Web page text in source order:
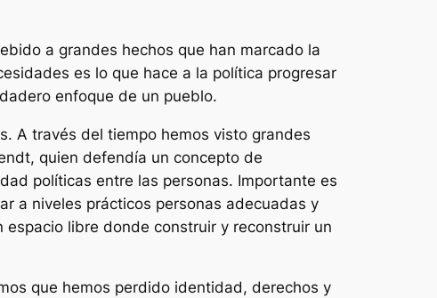
a grandes hechos que han marcado la
es lo que hace a la política progresar
enfoque de un pueblo.
A través del tiempo hemos visto grandes
quien defendía un concepto de
políticas entre las personas. Importante es
a niveles prácticos personas adecuadas y
libre donde construir y reconstruir un
que hemos perdido identidad, derechos y